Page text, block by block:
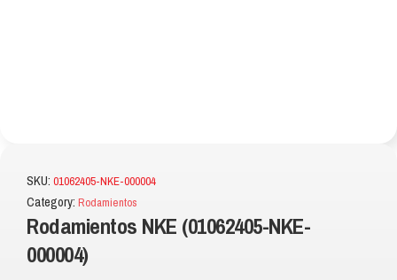
SKU: 01062405-NKE-000004
Category: Rodamientos
Rodamientos NKE (01062405-NKE-
000004)